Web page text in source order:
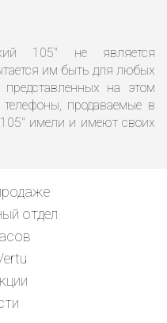
105" не является
им быть для любых
на этом
продаваемые в
имели и имеют своих
отдел